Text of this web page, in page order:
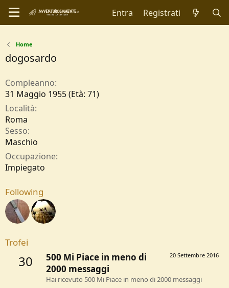
Entra Registrati
Home
dogosardo
Compleanno
31 Maggio 1955 (Età: 71)
Località
Roma
Sesso
Maschio
Occupazione
Impiegato
Following
Trofei
30 20 Settembre 2016
500 Mi Piace in meno di
2000 messaggi
Hai ricevuto 500 Mi Piace in meno di 2000 messaggi